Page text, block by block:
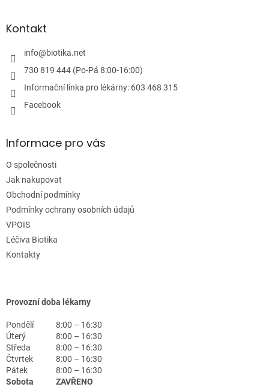
p
i
s
aKontakt
info@biotika.net
730 819 444 (Po-Pá 8:00-16:00)
Informační linka pro lékárny: 603 468 315
Facebook
Informace pro vás
O společnosti
Jak nakupovat
Obchodní podmínky
Podmínky ochrany osobních údajů
VPOIS
Léčiva Biotika
Kontakty
Provozní doba lékarny
Pondělí
8:00 – 16:30
Úterý
8:00 – 16:30
Středa
8:00 – 16:30
Čtvrtek
8:00 – 16:30
Pátek
8:00 – 16:30
Sobota
ZAVŘENO